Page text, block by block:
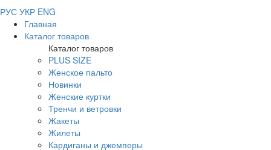
РУС УКР ENG
Главная
Каталог товаров
Каталог товаров
PLUS SIZE
Женское пальто
Новинки
Женские куртки
Тренчи и ветровки
Жакеты
Жилеты
Кардиганы и джемперы